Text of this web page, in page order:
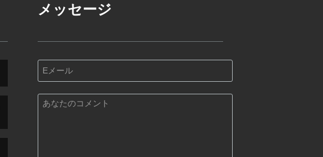
メッセージ